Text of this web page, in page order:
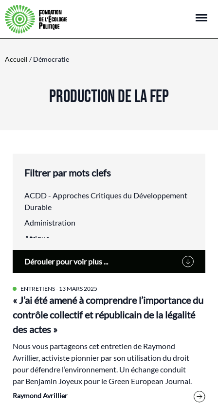
Open
Accueil / Démocratie
PRODUCTION DE LA FEP
ENTRETIENS- 13 MARS 2025
« J’ai été amené à comprendre l’importance du
contrôle collectif et républicain de la légalité
des actes »
Nous vous partageons cet entretien de Raymond
Avrillier, activiste pionnier par son utilisation du droit
pour défendre l’environnement. Un échange conduit
par Benjamin Joyeux pour le Green European Journal.
Raymond Avrillier
Filtrer par mots clefs
ACDD - Approches Critiques du Développement
Durable
Administration
Afrique
Alain Lipietz
Alimentation
Alsace
alternatives
aménagement du territoire
analyse électorale
Anthropocène
Antoine Waechter
Archives
Dérouler pour voir plus ...